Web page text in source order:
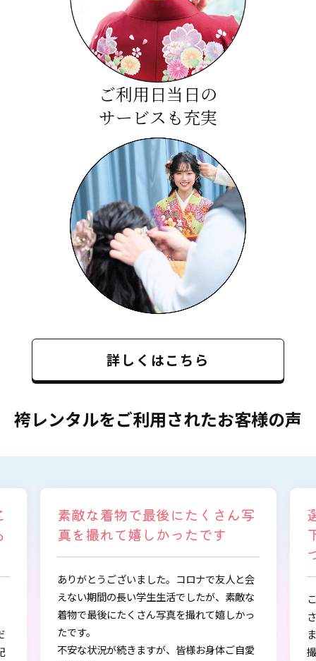
ご利用日当日の
サービスも充実
詳しくはこちら
袴レンタルをご利用されたお客様の声
選ぶ時から色々と親身になって
下さり、自分に似合うものを見
つけることができました
この度は、とても素敵な着物・袴をご提供下
さりありがとうございました。
また、早朝からの着付、ヘアアレンジ、写真
撮影もしていただき、ありがとうございまし